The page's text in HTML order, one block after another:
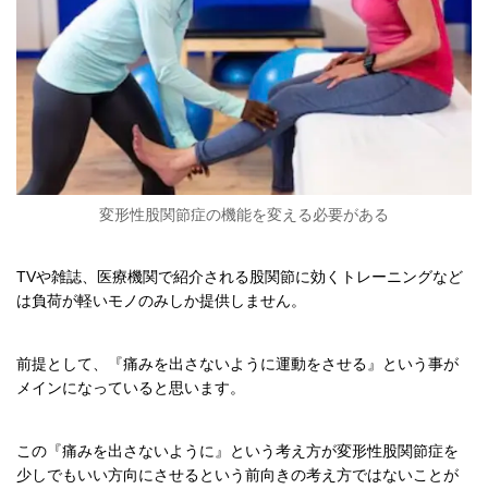
変形性股関節症の機能を変える必要がある
TVや雑誌、医療機関で紹介される股関節に効くトレーニングなど
は負荷が軽いモノのみしか提供しません。
前提として、『痛みを出さないように運動をさせる』という事が
メインになっていると思います。
この『痛みを出さないように』という考え方が変形性股関節症を
少しでもいい方向にさせるという前向きの考え方ではないことが